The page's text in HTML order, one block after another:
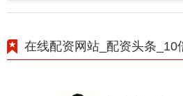
在线配资网站_配资头条_10